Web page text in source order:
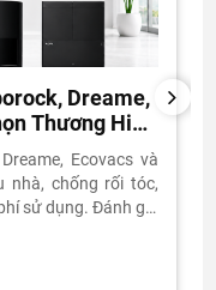
Dreame,
Thương Hiệu
Ecovacs và
nhà, chống rối tóc,
sử dụng. Đánh giá
NEXT